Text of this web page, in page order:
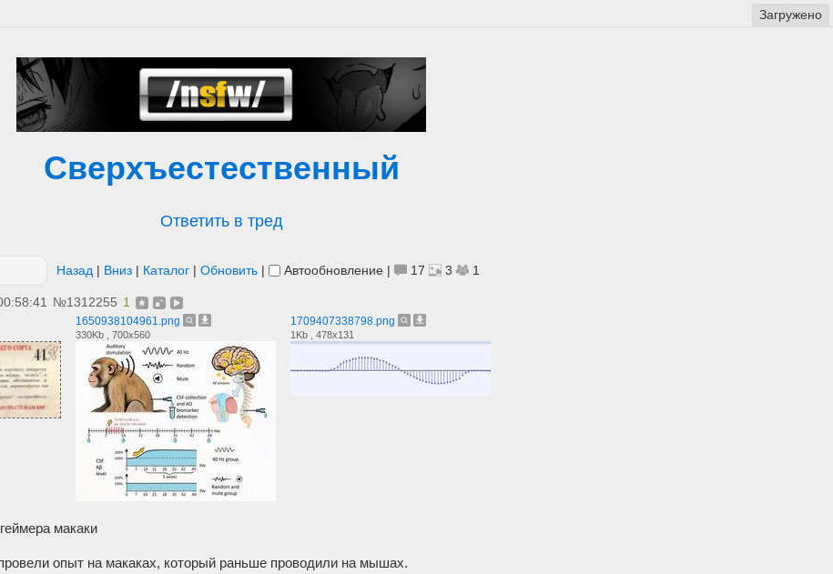
Сверхъестественный
Ответить в тред
Назад | Вниз | Каталог | Обновить | Автообновление | 17 3 1
№1312255 1
1650938104961.png
330Kb , 700x560
1709407338798.png
1Kb , 478x131
макаки
опыт на макаках, который раньше проводили на мышах.
Загружено